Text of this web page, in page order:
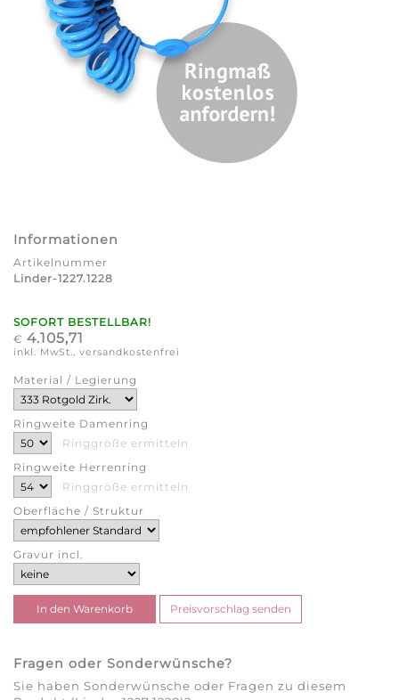
Informationen
Artikelnummer
Linder-1227.1228
SOFORT BESTELLBAR!
€ 4.105,71
inkl. MwSt., versandkostenfrei
Material / Legierung
Ringweite Damenring
Ringgröße ermitteln
Ringweite Herrenring
Ringgröße ermitteln
Oberfläche / Struktur
Gravur incl.
Fragen oder Sonderwünsche?
Sie haben Sonderwünsche oder Fragen zu diesem